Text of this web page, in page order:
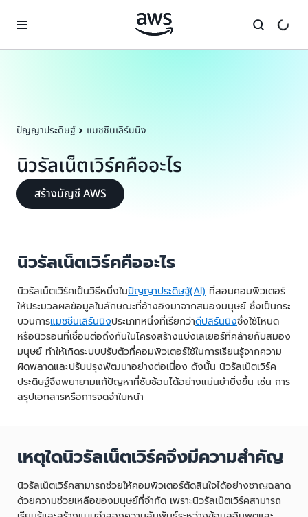
ปัญญาประดิษฐ์ แมชชีนเลิร์นนิง
นิวรัลเน็ตเวิร์คคืออะไร
สร้างบัญชี AWS
นิวรัลเน็ตเวิร์คคืออะไร
นิวรัลเน็ตเวิร์คเป็นวิธีหนึ่งในปัญญาประดิษฐ์(AI) ที่สอนคอมพิวเตอร์
ให้ประมวลผลข้อมูลในลักษณะที่อ้างอิงมาจากสมองมนุษย์ ซึ่งเป็นกระ
บวนการแมชชีนเลิร์นนิงประเภทหนึ่งที่เรียกว่าดีปลิร์นนิงซึ่งใช้โหนด
หรือนิวรอนที่เชื่อมต่อถึงกันในโครงสร้างแบ่งเลเยอร์ที่คล้ายกับสมอง
มนุษย์ ทำให้เกิดระบบปรับตัวที่คอมพิวเตอร์ใช้ในการเรียนรู้จากความ
ผิดพลาดและปรับปรุงพัฒนาอย่างต่อเนื่อง ดังนั้น นิวรัลเน็ตเวิร์ค
ประดิษฐ์จึงพยายามแก้ปัญหาที่ซับซ้อนได้อย่างแม่นยำยิ่งขึ้น เช่น การ
สรุปเอกสารหรือการจดจำใบหน้า
เหตุใดนิวรัลเน็ตเวิร์คจึงมีความสำคัญ
นิวรัลเน็ตเวิร์คสามารถช่วยให้คอมพิวเตอร์ตัดสินใจได้อย่างชาญฉลาด
ด้วยความช่วยเหลือของมนุษย์ที่จำกัด เพราะนิวรัลเน็ตเวิร์คสามารถ